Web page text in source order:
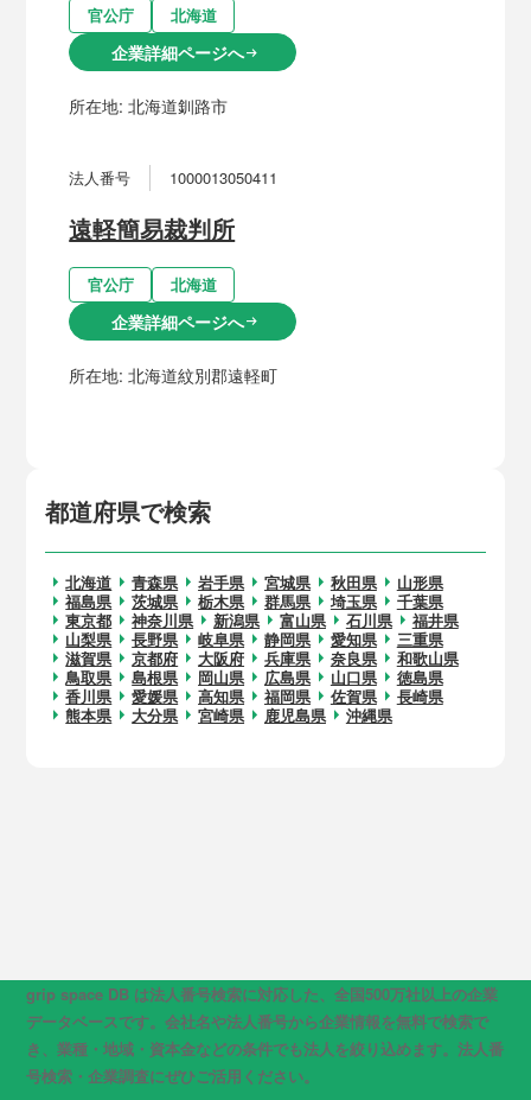
都道府県で検索
北海道 青森県 岩手県 宮城県 秋田県
山形県
福島県
茨城県 栃木県 群馬県 埼玉県
千葉県
東京都
神奈川県 新潟県 富山県 石川県
福井県
山梨県
長野県 岐阜県 静岡県 愛知県
三重県
滋賀県
京都府 大阪府 兵庫県 奈良県
和歌山県
鳥取県
島根県 岡山県 広島県 山口県
徳島県
香川県
愛媛県 高知県 福岡県 佐賀県
長崎県
熊本県
大分県 宮崎県 鹿児島県 沖縄県
官公庁 北海道
企業詳細ページへarrow_right_alt
所在地:北海道釧路市
法人番号 1000013050411
遠軽簡易裁判所
官公庁 北海道
企業詳細ページへarrow_right_alt
所在地:北海道紋別郡遠軽町
grip space DB は法人番号検索に対応した、全国500万社以上の企業
データベースです。会社名や法人番号から企業情報を無料で検索で
き、業種・地域・資本金などの条件でも法人を絞り込めます。法人番
号検索・企業調査にぜひご活用ください。